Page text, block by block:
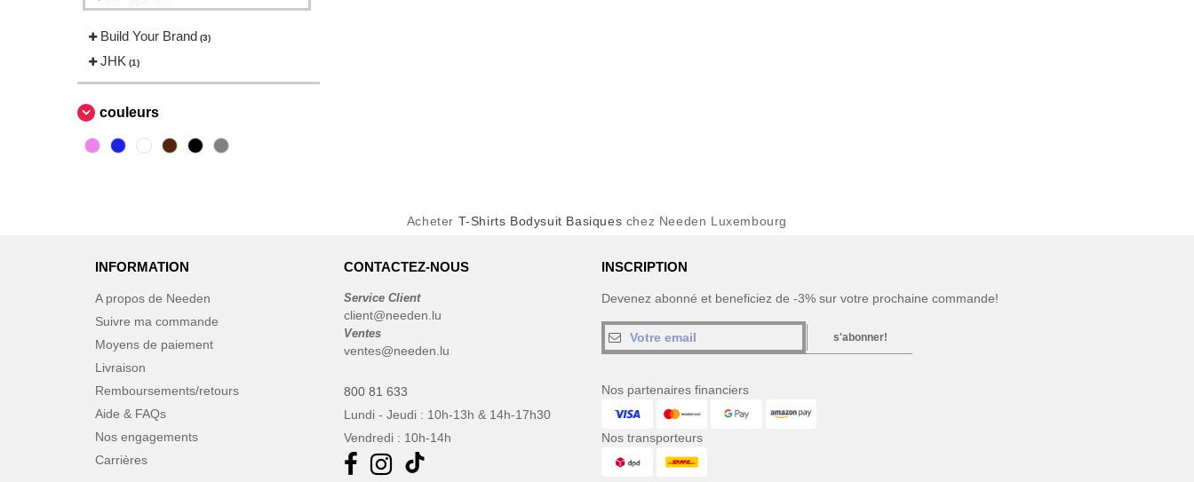
Build Your Brand (3)
JHK (1)
couleurs
Acheter T-Shirts Bodysuit Basiques chez Needen Luxembourg
INFORMATION
A propos de Needen
Suivre ma commande
Moyens de paiement
Livraison
Remboursements/retours
Aide & FAQs
Nos engagements
Carrières
CONTACTEZ-NOUS
Service Client
client@needen.lu
Ventes
ventes@needen.lu
800 81 633
Lundi - Jeudi : 10h-13h & 14h-17h30
Vendredi : 10h-14h
INSCRIPTION
Devenez abonné et beneficiez de -3% sur votre prochaine commande!
s'abonner!
Nos partenaires financiers
Nos transporteurs